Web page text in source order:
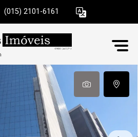
(015) 2101-6161